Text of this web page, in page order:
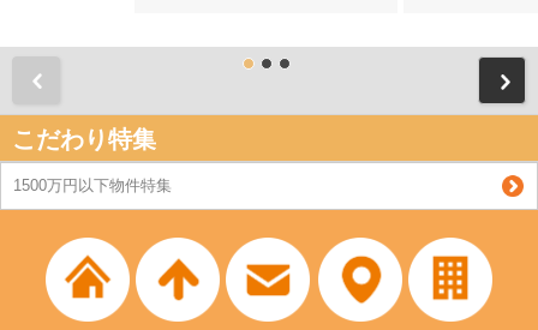
こだわり特集
1500万円以下物件特集